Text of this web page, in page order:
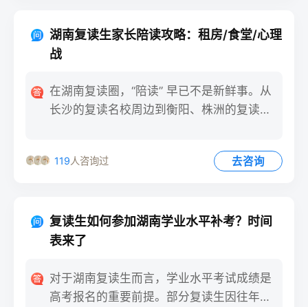
湖南复读生家长陪读攻略：租房/食堂/心理
战
在湖南复读圈，“陪读” 早已不是新鲜事。从
长沙的复读名校周边到衡阳、株洲的复读校
119人咨询过 去咨询
复读生如何参加湖南学业水平补考？时间
表来了
对于湖南复读生而言，学业水平考试成绩是
高考报名的重要前提。部分复读生因往年学